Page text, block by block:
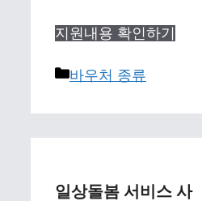
지원내용 확인하기
Categories
바우처 종류
일상돌봄 서비스 사